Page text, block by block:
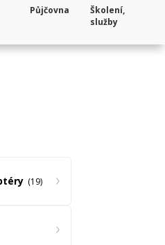
Půjčovna
Školení,
služby
19